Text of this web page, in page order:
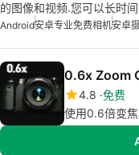
的图像和视频.您可以长时间
Android安卓专业免费相机安卓
0.6x Zoom
4.8 免费
使用0.6倍变